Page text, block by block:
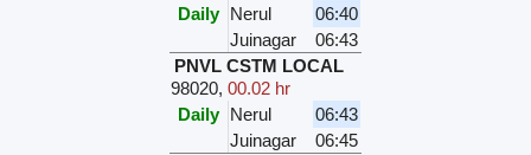
Daily Nerul
06:40
Juinagar
06:43
PNVL CSTM LOCAL
98020,00.02 hr
Daily Nerul
06:43
Juinagar
06:45